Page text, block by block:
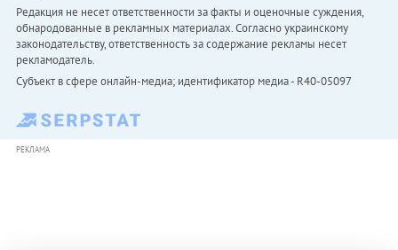
Редакция не несет ответственности за факты и оценочные суждения,
обнародованные в рекламных материалах. Согласно украинскому
законодательству, ответственность за содержание рекламы несет
рекламодатель.
Субъект в сфере онлайн-медиа; идентификатор медиа - R40-05097
РЕКЛАМА